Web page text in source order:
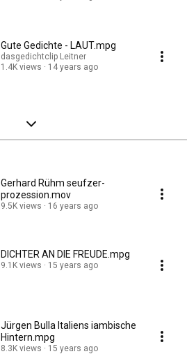
Gute Gedichte - LAUT.mpg
dasgedichtclip Leitner
1.4K views
14 years ago
Gerhard Rühm seufzer-
prozession.mov
9.5K views 16 years ago
DICHTER AN DIE FREUDE.mpg
9.1K views 15 years ago
Jürgen Bulla Italiens iambische
Hintern.mpg
8.3K views 15 years ago